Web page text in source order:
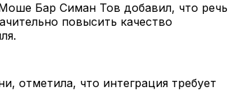
Бар Симан Тов добавил, что речь
повысить качество
отметила, что интеграция требует